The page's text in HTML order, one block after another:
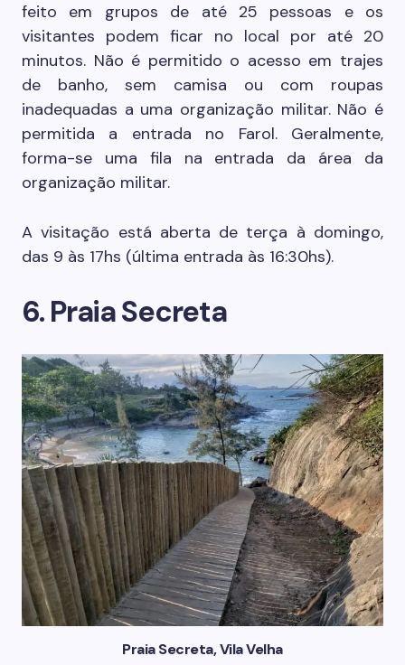
feito em grupos de até 25 pessoas e os
visitantes podem ficar no local por até 20
minutos. Não é permitido o acesso em trajes
de banho, sem camisa ou com roupas
inadequadas a uma organização militar. Não é
permitida a entrada no Farol. Geralmente,
forma-se uma fila na entrada da área da
organização militar.
A visitação está aberta de terça à domingo,
das 9 às 17hs (última entrada às 16:30hs).
6. Praia Secreta
Praia Secreta, Vila Velha